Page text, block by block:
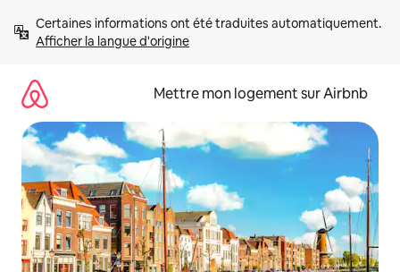
directement
Afficher la langue d'origine
Mettre mon logement sur Airbnb